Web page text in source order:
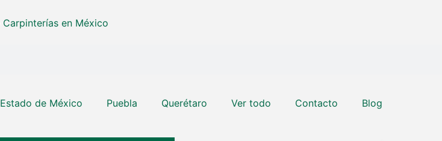
Estado de México Puebla Querétaro Ver todo Contacto Blog